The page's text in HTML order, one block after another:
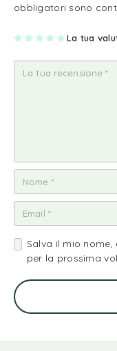
obbligatori sono
La tua
1
a
2
e
su
5
3
e
su
5
4
e
su
5
5
e
su
5
Salva il mio
per la prossima